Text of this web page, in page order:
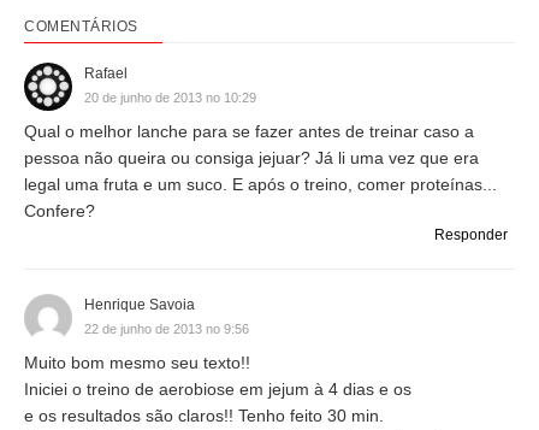
COMENTÁRIOS
Rafael
20 de junho de 2013 no 10:29
Qual o melhor lanche para se fazer antes de treinar caso a
pessoa não queira ou consiga jejuar? Já li uma vez que era
legal uma fruta e um suco. E após o treino, comer proteínas...
Confere?
Responder
Henrique Savoia
22 de junho de 2013 no 9:56
Muito bom mesmo seu texto!!
Iniciei o treino de aerobiose em jejum à 4 dias e os
e os resultados são claros!! Tenho feito 30 min.